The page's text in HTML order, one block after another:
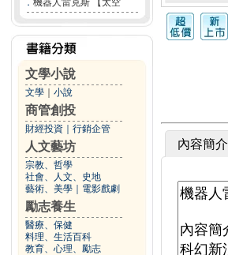
． 機器人雷克斯 【太空
文學小說
文學 小說
商管創投
財經投資 行銷企管
人文藝坊
宗教、哲學
社會、人文、史地
藝術、美學
電影戲劇
勵志養生
醫療、保健
料理、生活百科
教育、心理、勵志
內容簡介